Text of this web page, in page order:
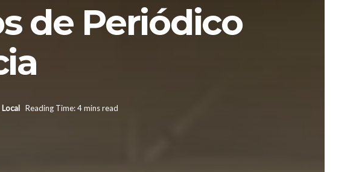
de Periódico
Local Reading Time: 4 mins read